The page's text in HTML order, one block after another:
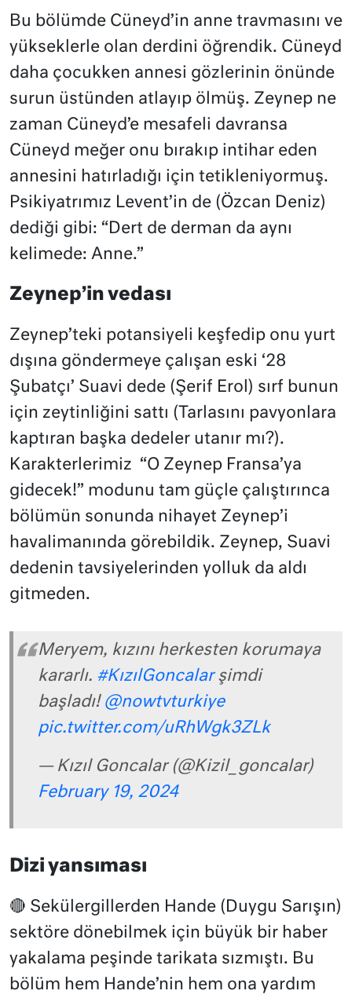
Bu bölümde Cüneyd’in anne travmasını ve
yükseklerle olan derdini öğrendik. Cüneyd
daha çocukken annesi gözlerinin önünde
surun üstünden atlayıp ölmüş. Zeynep ne
zaman Cüneyd’e mesafeli davransa
Cüneyd meğer onu bırakıp intihar eden
annesini hatırladığı için tetikleniyormuş.
Psikiyatrımız Levent’in de (Özcan Deniz)
dediği gibi: “Dert de derman da aynı
kelimede: Anne.”
Zeynep’in vedası
Zeynep’teki potansiyeli keşfedip onu yurt
dışına göndermeye çalışan eski ‘28
Şubatçı’ Suavi dede (Şerif Erol) sırf bunun
için zeytinliğini sattı (Tarlasını pavyonlara
kaptıran başka dedeler utanır mı?).
Karakterlerimiz “O Zeynep Fransa’ya
gidecek!” modunu tam güçle çalıştırınca
bölümün sonunda nihayet Zeynep’i
havalimanında görebildik. Zeynep, Suavi
dedenin tavsiyelerinden yolluk da aldı
gitmeden.
Meryem, kızını herkesten korumaya
kararlı. #KızılGoncalarşimdi
başladı! @nowtvturkiye
pic.twitter.com/uRhWgk3ZLk
— Kızıl Goncalar (@Kizil_goncalar)
February 19, 2024
Dizi yansıması
🔴 Sekülergillerden Hande (Duygu Sarışın)
sektöre dönebilmek için büyük bir haber
yakalama peşinde tarikata sızmıştı. Bu
bölüm hem Hande’nin hem ona yardım